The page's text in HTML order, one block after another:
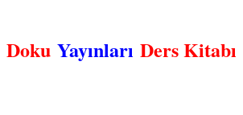
Doku Yayınları Ders Kitabı